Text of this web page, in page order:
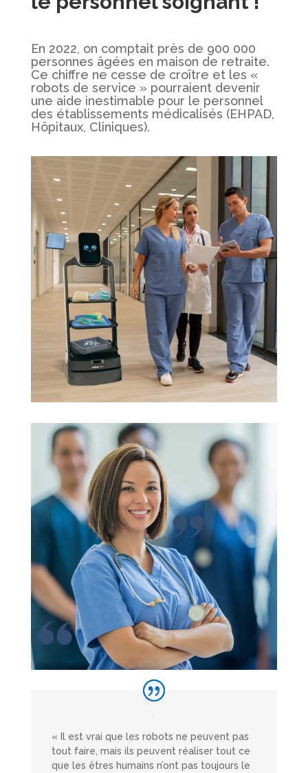
En 2022, on comptait près de 900 000
personnes âgées en maison de retraite.
Ce chiffre ne cesse de croître et les «
robots de service » pourraient devenir
une aide inestimable pour le personnel
des établissements médicalisés (EHPAD,
Hôpitaux, Cliniques).
« Il est vrai que les robots ne peuvent pas
tout faire, mais ils peuvent réaliser tout ce
que les êtres humains n’ont pas toujours le